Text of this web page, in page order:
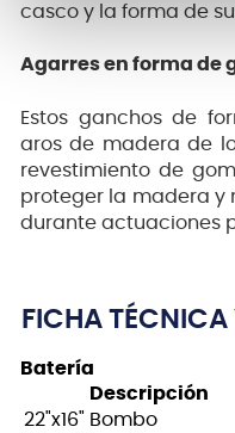
casco y la forma de
Agarres en forma de
Estos ganchos de
aros de madera de
revestimiento de
proteger la madera y
durante actuaciones
FICHA TÉCNICA
Batería
Descripción
22"x16" Bombo